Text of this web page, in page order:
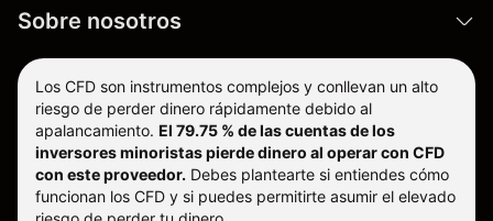
Sobre nosotros
Los CFD son instrumentos complejos y conllevan un alto
riesgo de perder dinero rápidamente debido al
apalancamiento. El 79.75 % de las cuentas de los
inversores minoristas pierde dinero al operar con CFD
con este proveedor. Debes plantearte si entiendes cómo
funcionan los CFD y si puedes permitirte asumir el elevado